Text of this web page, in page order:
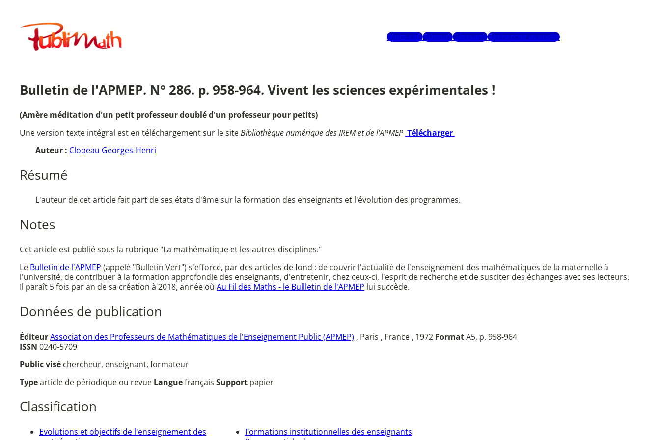
contenuPublimath
Mots-clésAuteursGlossaireRecherche avancée
Bulletin de l'APMEP. N° 286. p. 958-964. Vivent les sciences expérimentales !
(Amère méditation d'un petit professeur doublé d'un professeur pour petits)
Une version texte intégral est en téléchargement sur le siteBibliothèque numérique des IREM et de l'APMEP Télécharger
Auteur : Clopeau Georges-Henri
Résumé
L'auteur de cet article fait part de ses états d'âme sur la formation des enseignants et l'évolution des programmes.
Notes
Cet article est publié sous la rubrique "La mathématique et les autres disciplines."
Le Bulletin de l'APMEP (appelé "Bulletin Vert") s'efforce, par des articles de fond : de couvrir l'actualité de l'enseignement des mathématiques de la maternelle à
l'université, de contribuer à la formation approfondie des enseignants, d'entretenir, chez ceux-ci, l'esprit de recherche et de susciter des échanges avec ses lecteurs.
Il paraît 5 fois par an de sa création à 2018, année où Au Fil des Maths - le Bullletin de l'APMEP lui succède.
Données de publication
ÉditeurAssociation des Professeurs de Mathématiques de l'Enseignement Public (APMEP) , Paris , France , 1972 FormatA5, p. 958-964
ISSN 0240-5709
Public visé chercheur, enseignant, formateur
Typearticle de périodique ou revue Languefrançais Support papier
Classification
Evolutions et objectifs de l'enseignement des
Formations institutionnelles des enseignants